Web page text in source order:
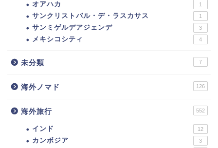
オアハカ 1
サンクリストバル・デ・ラスカサス 1
サンミゲルデアジェンデ 3
メキシコシティ 4
未分類 7
海外ノマド 126
海外旅行 552
インド 12
カンボジア 3